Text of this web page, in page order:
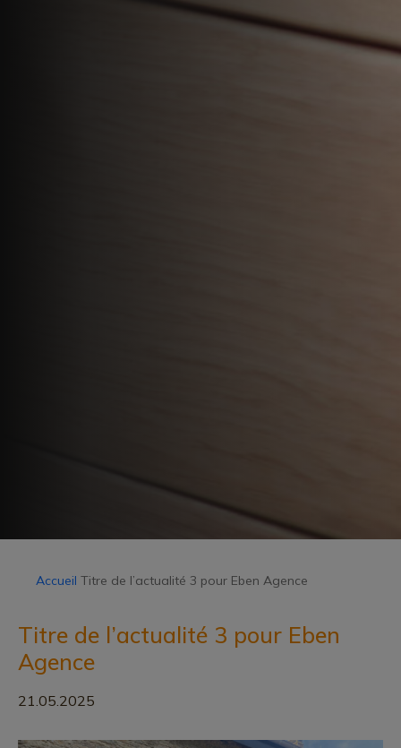
Accueil Titre de l’actualité 3 pour Eben Agence
Titre de l’actualité 3 pour Eben
Agence
21.05.2025